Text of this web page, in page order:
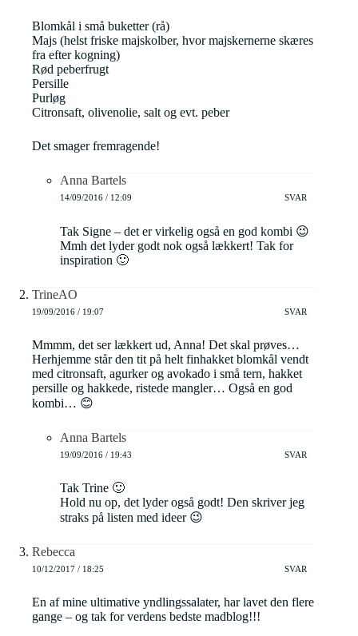
Blomkål i små buketter (rå)
Majs (helst friske majskolber, hvor majskernerne skæres
fra efter kogning)
Rød peberfrugt
Persille
Purløg
Citronsaft, olivenolie, salt og evt. peber
Det smager fremragende!
Anna Bartels
14/09/2016 / 12:09 SVAR
Tak Signe – det er virkelig også en god kombi 😉
Mmh det lyder godt nok også lækkert! Tak for
inspiration 🙂
TrineAO
19/09/2016 / 19:07 SVAR
Mmmm, det ser lækkert ud, Anna! Det skal prøves…
Herhjemme står den tit på helt finhakket blomkål vendt
med citronsaft, agurker og avokado i små tern, hakket
persille og hakkede, ristede mangler… Også en god
kombi… 😊
Anna Bartels
19/09/2016 / 19:43 SVAR
Tak Trine 🙂
Hold nu op, det lyder også godt! Den skriver jeg
straks på listen med ideer 😉
Rebecca
10/12/2017 / 18:25 SVAR
En af mine ultimative yndlingssalater, har lavet den flere
gange – og tak for verdens bedste madblog!!!